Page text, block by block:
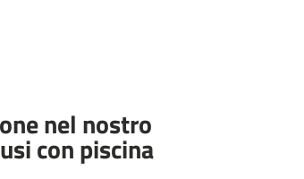
nel nostro
con piscina